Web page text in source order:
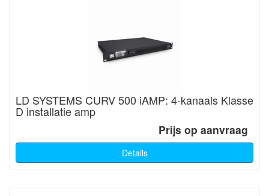
LD SYSTEMS CURV 500 iAMP: 4-kanaals Klasse
D installatie amp
Prijs op aanvraag
Details